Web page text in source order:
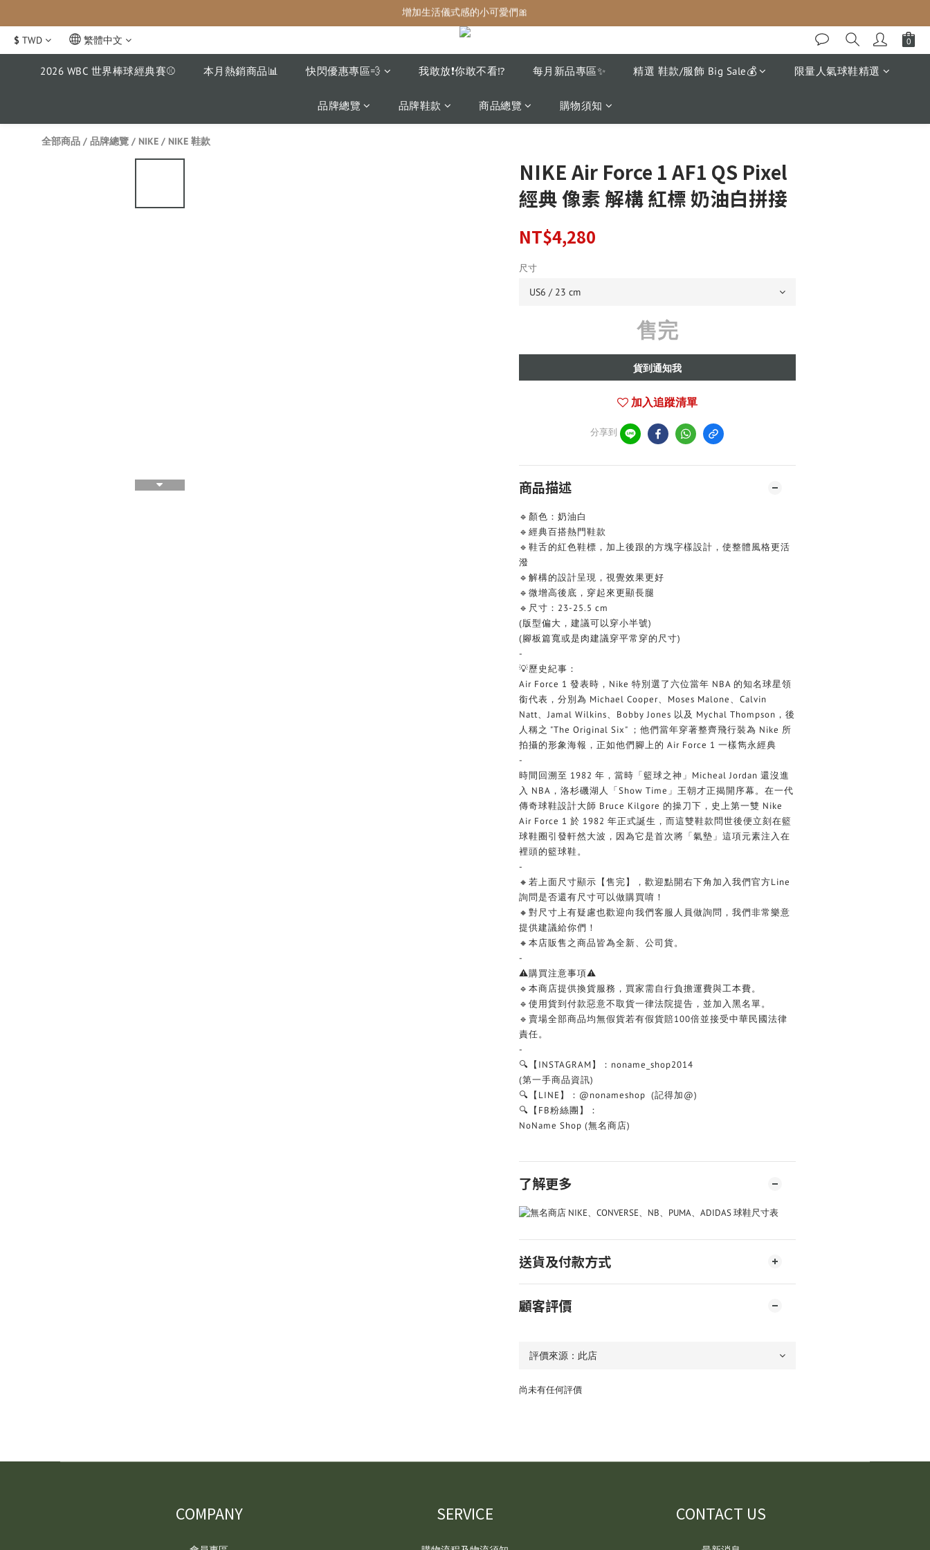
增加生活儀式感的小可愛們🎀
最後現貨‼️這價格不需要再解釋🔥
增加生活儀式感的小可愛們🎀
$ TWD 繁體中文
2026 WBC 世界棒球經典賽⚾️ 本月熱銷商品📊 快閃優惠專區💨 我敢放❗️你敢不看⁉️ 每月新品專區✨ 精選 鞋款/服飾 Big Sale💰 限量人氣球鞋精選
品牌總覽 品牌鞋款 商品總覽 購物須知
全部商品 / 品牌總覽 / NIKE / NIKE 鞋款
NIKE Air Force 1 AF1 QS Pixel
經典 像素 解構 紅標 奶油白拼接
NT$4,280
尺寸
售完
貨到通知我
加入追蹤清單
分享到
商品描述
🔹顏色：奶油白
🔹經典百搭熱門鞋款
🔹鞋舌的紅色鞋標，加上後跟的方塊字樣設計，使整體風格更活
潑
🔹解構的設計呈現，視覺效果更好
🔹微增高後底，穿起來更顯長腿
🔹尺寸：23-25.5 cm
(版型偏大，建議可以穿小半號)
(腳板篇寬或是肉建議穿平常穿的尺寸)
-
💡歷史紀事：
Air Force 1 發表時，Nike 特別選了六位當年 NBA 的知名球星領
銜代表，分別為 Michael Cooper、Moses Malone、Calvin
Natt、Jamal Wilkins、Bobby Jones 以及 Mychal Thompson，後
人稱之 "The Original Six" ；他們當年穿著整齊飛行裝為 Nike 所
拍攝的形象海報，正如他們腳上的 Air Force 1 一樣雋永經典
-
時間回溯至 1982 年，當時「籃球之神」Micheal Jordan 還沒進
入 NBA，洛杉磯湖人「Show Time」王朝才正揭開序幕。在一代
傳奇球鞋設計大師 Bruce Kilgore 的操刀下，史上第一雙 Nike
Air Force 1 於 1982 年正式誕生，而這雙鞋款問世後便立刻在籃
球鞋圈引發軒然大波，因為它是首次將「氣墊」這項元素注入在
裡頭的籃球鞋。
-
🔸若上面尺寸顯示【售完】，歡迎點開右下角加入我們官方Line
詢問是否還有尺寸可以做購買唷！
🔸對尺寸上有疑慮也歡迎向我們客服人員做詢問，我們非常樂意
提供建議給你們！
🔸本店販售之商品皆為全新、公司貨。
-
⚠️購買注意事項⚠️
🔹本商店提供換貨服務，買家需自行負擔運費與工本費。
🔹使用貨到付款惡意不取貨一律法院提告，並加入黑名單。
🔹賣場全部商品均無假貨若有假貨賠100倍並接受中華民國法律
責任。
-
🔍【INSTAGRAM】：noname_shop2014
(第一手商品資訊)
🔍【LINE】：@nonameshop (記得加@)
🔍【FB粉絲團】：
NoName Shop (無名商店)
了解更多
送貨及付款方式
顧客評價
尚未有任何評價
COMPANY SERVICE CONTACT US